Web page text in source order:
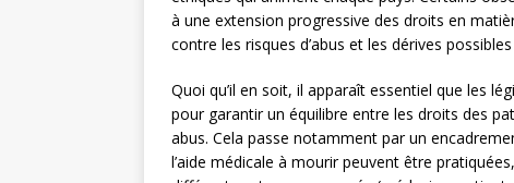
à une extension progressive des droits en
contre les risques d’abus et les dérives
Quoi qu’il en soit, il apparaît essentiel que les
pour garantir un équilibre entre les droits des
abus. Cela passe notamment par un
l’aide médicale à mourir peuvent être